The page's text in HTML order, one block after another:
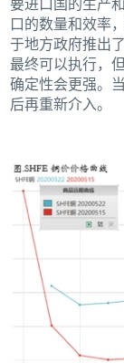
要进口国的生产
口的数量和效率
于地方政府推出
最终可以执行，
确定性会更强。
后再重新介入。